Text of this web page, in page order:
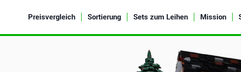
Preisvergleich Sortierung Sets zum Leihen Mission